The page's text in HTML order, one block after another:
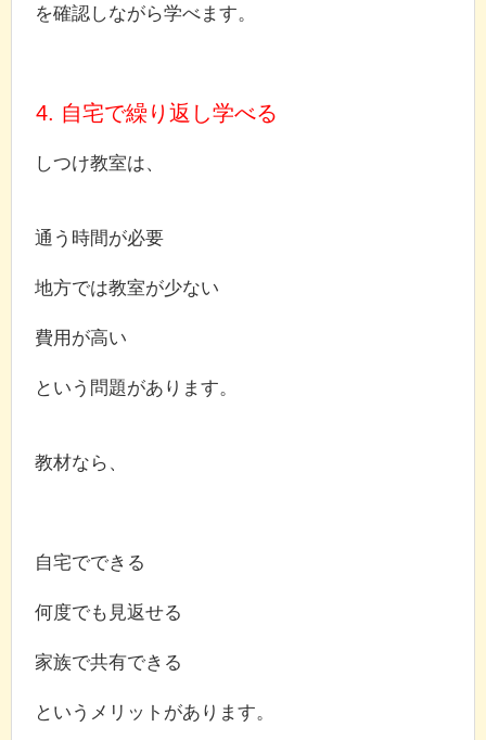
を確認しながら学べます。
4. 自宅で繰り返し学べる
しつけ教室は、
通う時間が必要
地方では教室が少ない
費用が高い
という問題があります。
教材なら、
自宅でできる
何度でも見返せる
家族で共有できる
というメリットがあります。